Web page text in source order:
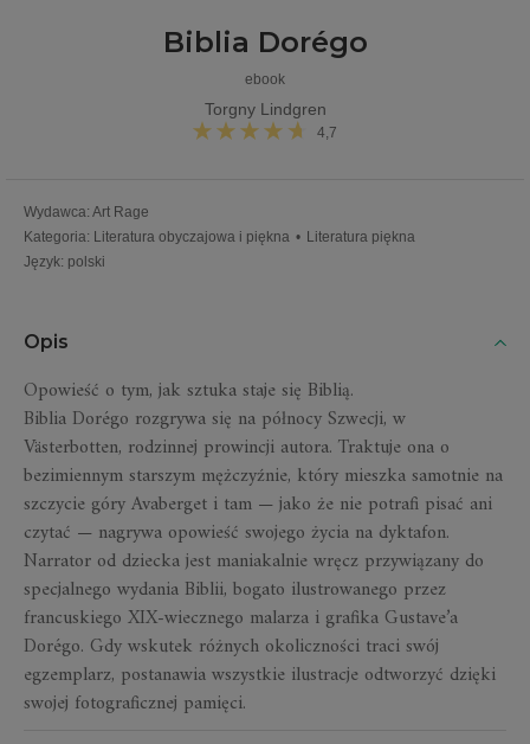
Biblia Dorégo
ebook
Torgny Lindgren
4,7
Wydawca: Art Rage
Kategoria: Literatura obyczajowa i piękna • Literatura piękna
Język: polski
Opis
Opowieść o tym, jak sztuka staje się Biblią.
Biblia Dorégo rozgrywa się na północy Szwecji, w
Västerbotten, rodzinnej prowincji autora. Traktuje ona o
bezimiennym starszym mężczyźnie, który mieszka samotnie na
szczycie góry Avaberget i tam — jako że nie potrafi pisać ani
czytać — nagrywa opowieść swojego życia na dyktafon.
Narrator od dziecka jest maniakalnie wręcz przywiązany do
specjalnego wydania Biblii, bogato ilustrowanego przez
francuskiego XIX-wiecznego malarza i grafika Gustave’a
Dorégo. Gdy wskutek różnych okoliczności traci swój
egzemplarz, postanawia wszystkie ilustracje odtworzyć dzięki
swojej fotograficznej pamięci.